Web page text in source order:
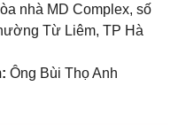
nhà MD Complex, số
Từ Liêm, TP Hà
Ông Bùi Thọ Anh